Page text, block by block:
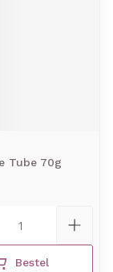
Tube 70g
Bestel